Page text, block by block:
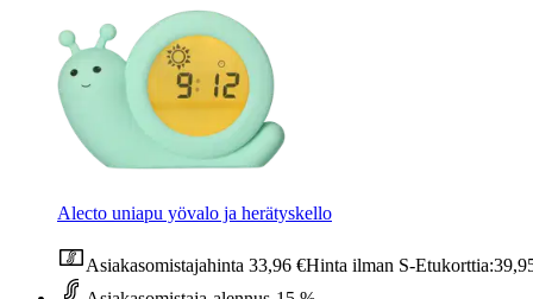
Alecto uniapu yövalo ja herätyskello
Asiakasomistajahinta 33,96 €Hinta ilman S-Etukorttia: